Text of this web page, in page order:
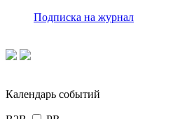
Подписка на журнал
Календарь событий